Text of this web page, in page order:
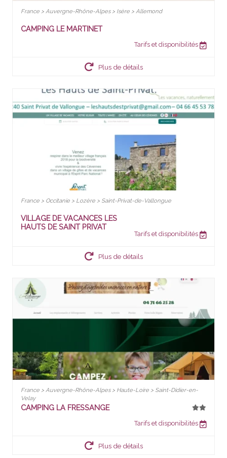
France > Auvergne-Rhône-Alpes > Isère > Allemond
CAMPING LE MARTINET
Tarifs et disponibilités
Plus de détails
France > Occitanie > Lozère > Saint-Privat-de-Vallongue
VILLAGE DE VACANCES LES
HAUTS DE SAINT PRIVAT
Tarifs et disponibilités
Plus de détails
France > Auvergne-Rhône-Alpes > Haute-Loire > Saint-Didier-en-
Velay
CAMPING LA FRESSANGE
Tarifs et disponibilités
Plus de détails